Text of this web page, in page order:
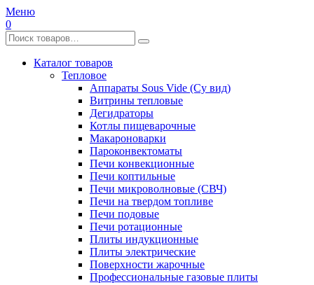
Меню
0
Каталог товаров
Тепловое
Аппараты Sous Vide (Су вид)
Витрины тепловые
Дегидраторы
Котлы пищеварочные
Макароноварки
Пароконвектоматы
Печи конвекционные
Печи коптильные
Печи микроволновые (СВЧ)
Печи на твердом топливе
Печи подовые
Печи ротационные
Плиты индукционные
Плиты электрические
Поверхности жарочные
Профессиональные газовые плиты